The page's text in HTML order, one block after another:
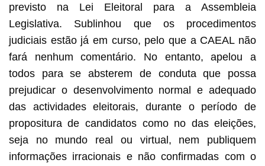
previsto na Lei Eleitoral para a Assembleia
Legislativa. Sublinhou que os procedimentos
judiciais estão já em curso, pelo que a CAEAL não
fará nenhum comentário. No entanto, apelou a
todos para se absterem de conduta que possa
prejudicar o desenvolvimento normal e adequado
das actividades eleitorais, durante o período de
propositura de candidatos como no das eleições,
seja no mundo real ou virtual, nem publiquem
informações irracionais e não confirmadas com o